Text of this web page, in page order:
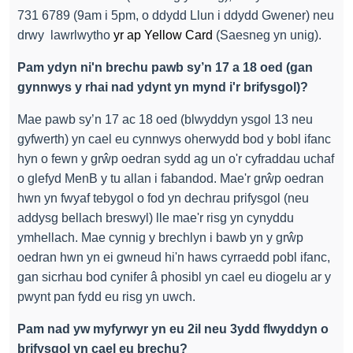
731 6789 (9am i 5pm, o ddydd Llun i ddydd Gwener) neu
drwy
lawrlwytho yr ap Yellow Card (Saesneg yn unig).
Pam ydyn ni'n brechu pawb sy’n 17 a 18 oed (gan
gynnwys y rhai nad ydynt yn mynd i'r brifysgol)?
Mae pawb sy’n 17 ac 18 oed (blwyddyn ysgol 13 neu
gyfwerth) yn cael eu cynnwys oherwydd bod y bobl ifanc
hyn o fewn y grŵp oedran sydd ag un o'r cyfraddau uchaf
o glefyd MenB y tu allan i fabandod. Mae'r grŵp oedran
hwn yn fwyaf tebygol o fod yn dechrau prifysgol (neu
addysg bellach breswyl) lle mae'r risg yn cynyddu
ymhellach. Mae cynnig y brechlyn i bawb yn y grŵp
oedran hwn yn ei gwneud hi'n haws cyrraedd pobl ifanc,
gan sicrhau bod cynifer â phosibl yn cael eu diogelu ar y
pwynt pan fydd eu risg yn uwch.
Pam nad yw myfyrwyr yn eu 2il neu 3ydd flwyddyn o
brifysgol yn cael eu brechu?